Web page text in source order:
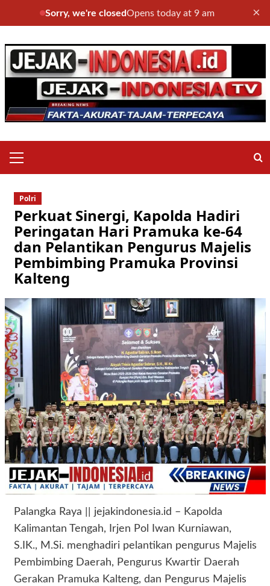
Sorry, we're closedOpens today at 9 am ×
to
content
Menu
Polri
Perkuat Sinergi, Kapolda Hadiri
Peringatan Hari Pramuka ke-64
dan Pelantikan Pengurus Majelis
Pembimbing Pramuka Provinsi
Kalteng
Palangka Raya || jejakindonesia.id – Kapolda
Kalimantan Tengah, Irjen Pol Iwan Kurniawan,
S.IK., M.Si. menghadiri pelantikan pengurus Majelis
Pembimbing Daerah, Pengurus Kwartir Daerah
Gerakan Pramuka Kalteng, dan Pengurus Majelis